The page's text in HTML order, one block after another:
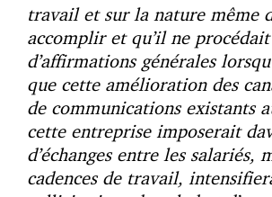
travail et sur la nature même
accomplir et qu’il ne
d’affirmations générales
que cette amélioration des
de communications existants
cette entreprise imposerait
d’échanges entre les salariés,
cadences de travail,